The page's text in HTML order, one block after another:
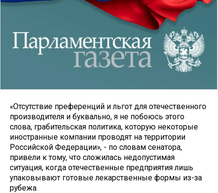
«Отсутствие преференций и льгот для отечественного
производителя и буквально, я не побоюсь этого
слова, грабительская политика, которую некоторые
иностранные компании проводят на территории
Российской Федерации», - по словам сенатора,
привели к тому, что сложилась недопустимая
ситуация, когда отечественные предприятия лишь
упаковывают готовые лекарственные формы из-за
рубежа.